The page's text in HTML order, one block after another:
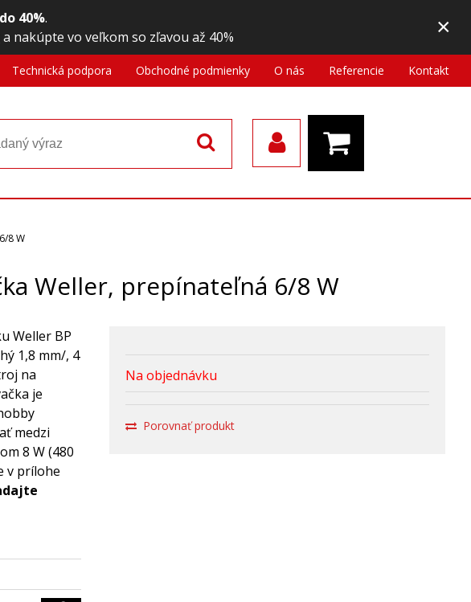
40%.
a nakúpte vo veľkom so zľavou až 40% ×
Technická podpora Obchodné podmienky O nás Referencie Kontakt
8 W
Weller, prepínateľná 6/8 W
Na objednávku
Porovnať produkt
Weller BP
1,8 mm/, 4
na
je
medzi
8 W (480
v prílohe